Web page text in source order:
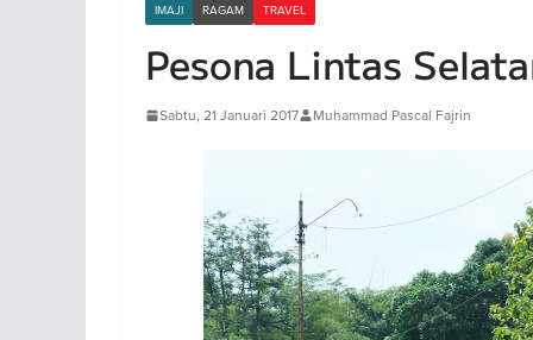
IMAJI RAGAM TRAVEL
Pesona Lintas
Sabtu, 21 Januari 2017 Muhammad Pascal Fajrin